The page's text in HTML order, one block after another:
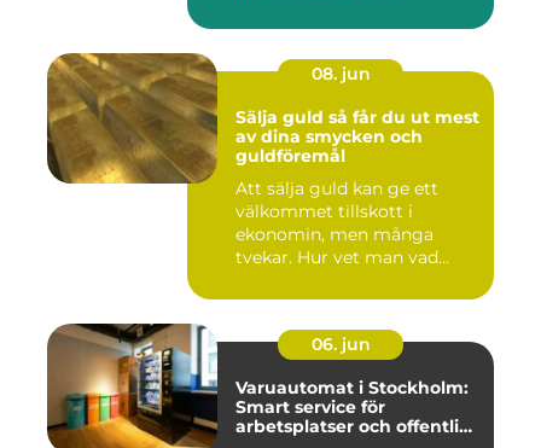
08. jun
Sälja guld så får du ut mest
av dina smycken och
guldföremål
Att sälja guld kan ge ett
välkommet tillskott i
ekonomin, men många
tvekar. Hur vet man vad
06. jun
Varuautomat i Stockholm:
Smart service för
arbetsplatser och offentliga